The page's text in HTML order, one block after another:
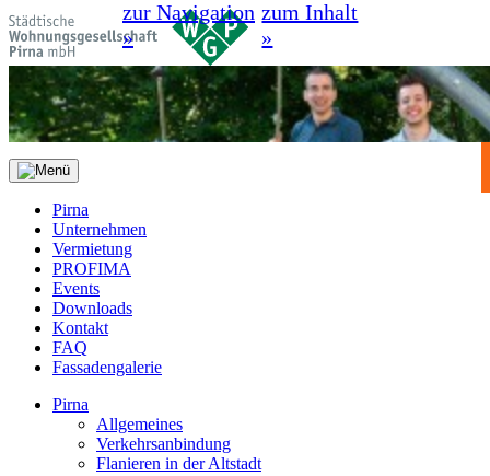
zur Navigation
»
zum Inhalt
»
Pirna
Unternehmen
Vermietung
PROFIMA
Events
Downloads
Kontakt
FAQ
Fassadengalerie
Pirna
Allgemeines
Verkehrsanbindung
Flanieren in der Altstadt